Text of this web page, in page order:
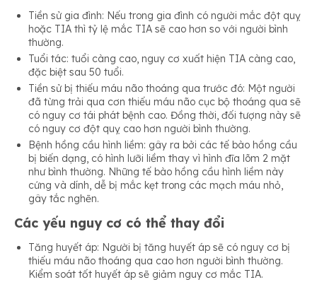
Tiền sử gia đình: Nếu trong gia đình có người mắc đột quỵ
hoặc TIA thì tỷ lệ mắc TIA sẽ cao hơn so với người bình
thường.
Tuổi tác: tuổi càng cao, nguy cơ xuất hiện TIA càng cao,
đặc biệt sau 50 tuổi.
Tiền sử bị thiếu máu não thoáng qua trước đó: Một người
đã từng trải qua cơn thiếu máu não cục bộ thoáng qua sẽ
có nguy cơ tái phát bệnh cao. Đồng thời, đối tượng này sẽ
có nguy cơ đột quỵ cao hơn người bình thường.
Bệnh hồng cầu hình liềm: gây ra bởi các tế bào hồng cầu
bị biến dạng, có hình lưỡi liềm thay vì hình đĩa lõm 2 mặt
như bình thường. Những tế bào hồng cầu hình liềm này
cứng và dính, dễ bị mắc kẹt trong các mạch máu nhỏ,
gây tắc nghẽn.
Các yếu nguy cơ có thể thay đổi
Tăng huyết áp: Người bị tăng huyết áp sẽ có nguy cơ bị
thiếu máu não thoáng qua cao hơn người bình thường.
Kiểm soát tốt huyết áp sẽ giảm nguy cơ mắc TIA.